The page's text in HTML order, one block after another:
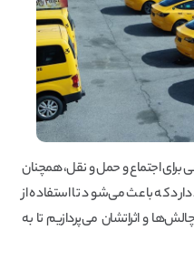
اجتماع و حمل و نقل، همچنان
که باعث می‌شود تا استفاده از
و اثراتشان می‌پردازیم تا به